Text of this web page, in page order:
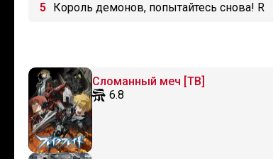
Король демонов, попытайтесь снова! R
Сломанный меч [ТВ]
6.8